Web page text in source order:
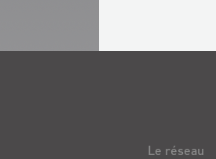
Le réseau